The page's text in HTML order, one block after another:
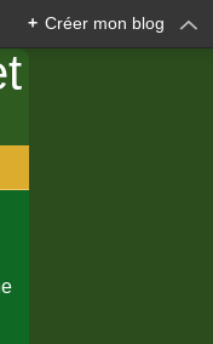
+ Créer mon blog